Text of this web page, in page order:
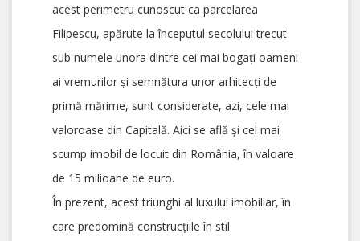
acest perimetru cunoscut ca parcelarea
Filipescu, apărute la începutul secolului trecut
sub numele unora dintre cei mai bogați oameni
ai vremurilor și semnătura unor arhitecți de
primă mărime, sunt considerate, azi, cele mai
valoroase din Capitală. Aici se află și cel mai
scump imobil de locuit din România, în valoare
de 15 milioane de euro.
În prezent, acest triunghi al luxului imobiliar, în
care predomină construcțiile în stil